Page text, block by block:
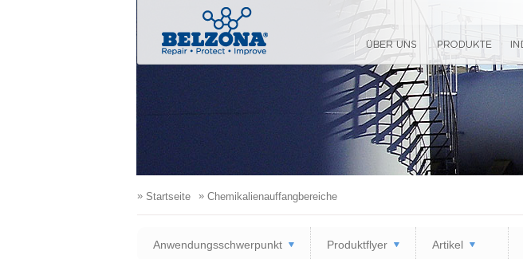
»Startseite »Chemikalienauffangbereiche
Anwendungsschwerpunkt Produktflyer Artikel